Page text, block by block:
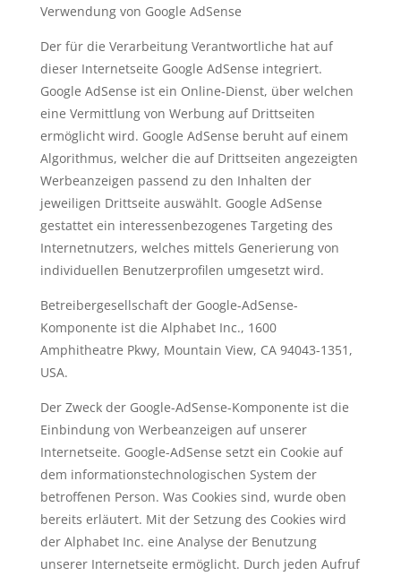
Verwendung von Google AdSense
Der für die Verarbeitung Verantwortliche hat auf
dieser Internetseite Google AdSense integriert.
Google AdSense ist ein Online-Dienst, über welchen
eine Vermittlung von Werbung auf Drittseiten
ermöglicht wird. Google AdSense beruht auf einem
Algorithmus, welcher die auf Drittseiten angezeigten
Werbeanzeigen passend zu den Inhalten der
jeweiligen Drittseite auswählt. Google AdSense
gestattet ein interessenbezogenes Targeting des
Internetnutzers, welches mittels Generierung von
individuellen Benutzerprofilen umgesetzt wird.
Betreibergesellschaft der Google-AdSense-
Komponente ist die Alphabet Inc., 1600
Amphitheatre Pkwy, Mountain View, CA 94043-1351,
USA.
Der Zweck der Google-AdSense-Komponente ist die
Einbindung von Werbeanzeigen auf unserer
Internetseite. Google-AdSense setzt ein Cookie auf
dem informationstechnologischen System der
betroffenen Person. Was Cookies sind, wurde oben
bereits erläutert. Mit der Setzung des Cookies wird
der Alphabet Inc. eine Analyse der Benutzung
unserer Internetseite ermöglicht. Durch jeden Aufruf